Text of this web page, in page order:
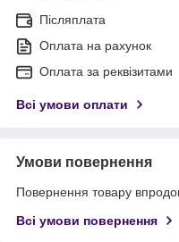
Післяплата
Оплата на рахунок
Оплата за реквізитами
Всі умови оплати
Умови повернення
Повернення товару
Всі умови повернення